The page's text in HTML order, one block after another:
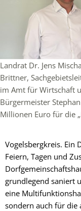
Landrat Dr. Jens
Brittner,
im Amt für Wirtschaft
Bürgermeister
Millionen Euro für die
Vogelsbergkreis. Ein
Feiern, Tagen und
grundlegend saniert
eine
sondern auch für die